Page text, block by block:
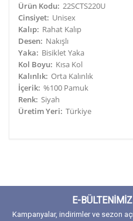
Ürün Kodu: 22SCTS220U
Cinsiyet: Unisex
Kalıp: Rahat Kalıp
Desen: Nakışlı
Yaka: Bisiklet Yaka
Kol Boyu: Kısa Kol
Kalınlık: Orta Kalınlık
İçerik: %100 Pamuk
Renk: Siyah
Üretim Yeri: Türkiye
E-
Kampanyalar, indirimler ve sezon